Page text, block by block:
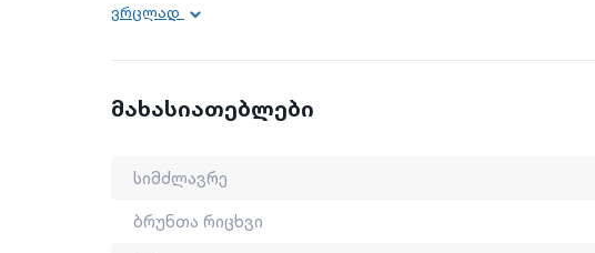
სიმძლავრე: 280 ვტ
ბრენდი: WADFOW
მწარმოებელი ქვეყანა: ჩინეთი
ვრცლად
მახასიათებლები
სიმძლავრე
ბრუნთა რიცხვი